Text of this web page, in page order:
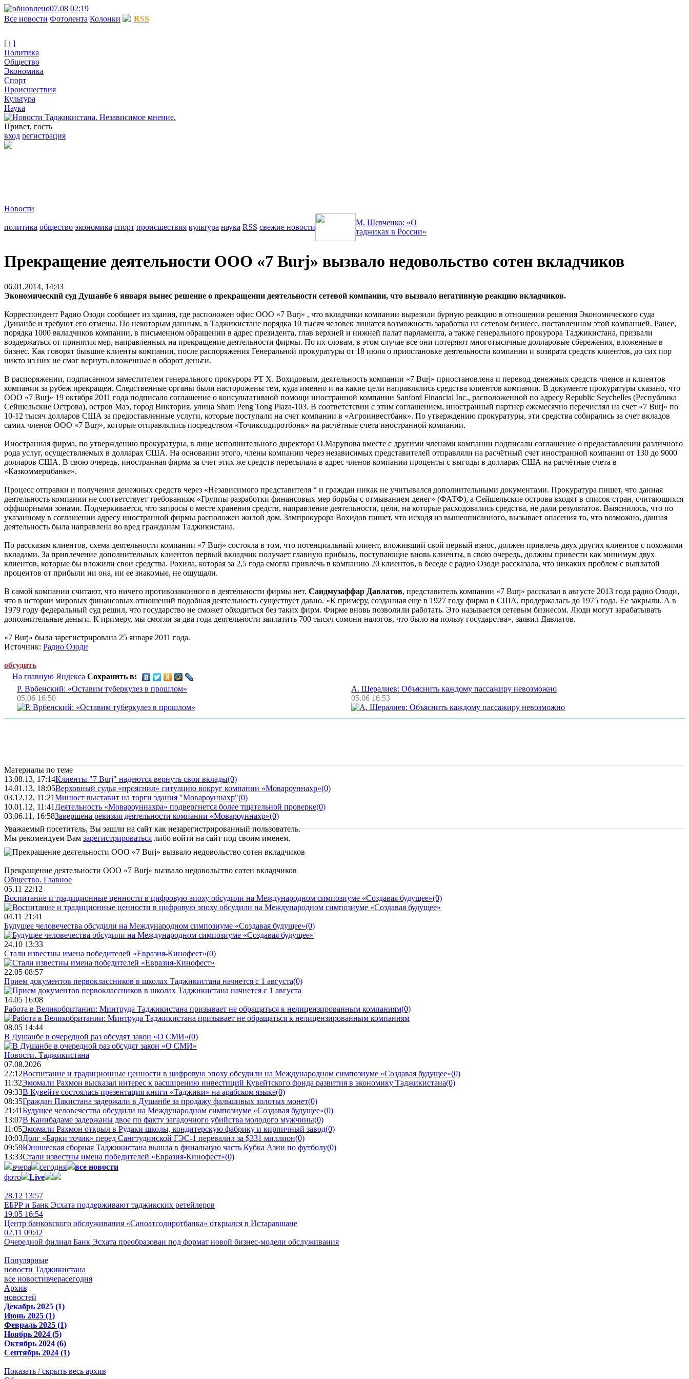
07.08 02:19
Все новости Фотолента Колонки RSS
[ i ]
Политика
Общество
Экономика
Спорт
Происшествия
Культура
Наука
Привет, гость
вход регистрация
Новости
политика общество экономика спорт происшествия культура наука RSS свежие новости
М. Шевченко: «О
таджиках в России»
Прекращение деятельности ООО «7 Burj» вызвало недовольство сотен вкладчиков
06.01.2014, 14:43
Экономический суд Душанбе 6 января вынес решение о прекращении деятельности сетевой компании, что вызвало негативную реакцию вкладчиков.
Корреспондент Радио Озоди сообщает из здания, где расположен офис ООО «7 Burj» , что вкладчики компании выразили бурную реакцию в отношении решения Экономического суда
Душанбе и требуют его отмены. По некоторым данным, в Таджикистане порядка 10 тысяч человек лишатся возможность заработка на сетевом бизнесе, поставленном этой компанией. Ранее,
порядка 1000 вкладчиков компании, в письменном обращении в адрес президента, глав верхней и нижней палат парламента, а также генерального прокурора Таджикистана, призвали
воздержаться от принятия мер, направленных на прекращение деятельности фирмы. По их словам, в этом случае все они потеряют многотысячные долларовые сбережения, вложенные в
бизнес. Как говорят бывшие клиенты компании, после распоряжения Генеральной прокуратуры от 18 июля о приостановке деятельности компании и возврата средств клиентов, до сих пор
никто из них не смог вернуть вложенные в оборот деньги.
В распоряжении, подписанном заместителем генерального прокурора РТ Х. Вохидовым, деятельность компании «7 Burj» приостановлена и перевод денежных средств членов и клиентов
компании за рубеж прекращен. Следственные органы были насторожены тем, куда именно и на какие цели направлялись средства клиентов компании. В документе прокуратуры сказано, что
ООО «7 Burj» 19 октября 2011 года подписало соглашение о консультативной помощи иностранной компании Sanford Financial Inc., расположенной по адресу Republic Seychelles (Республика
Сейшельские Острова), остров Маэ, город Виктория, улица Sham Peng Tong Plaza-103. В соответстсвии с этим соглашением, иностранный партнер ежемесячно перечислял на счет «7 Burj» по
10-12 тысяч долларов США за предоставленные услуги, которые поступали на счет компании в «Агроинвестбанк». По утверждению прокуратуры, эти средства собирались за счет вкладов
самих членов ООО «7 Burj», которые отправлялись посредством «Точиксодиротбонк» на расчётные счета иностранной компании.
Иностранная фирма, по утверждению прокуратуры, в лице исполнительного директора О.Марупова вместе с другими членами компании подписали соглашение о предоставлении различного
рода услуг, осуществляемых в долларах США. На основании этого, члены компании через независимых представителей отправляли на расчётный счет иностранной компании от 130 до 9000
долларов США. В свою очередь, иностранная фирма за счет этих же средств пересылала в адрес членов компании проценты с выгоды в долларах США на расчётные счета в
«Казкоммерцбанке».
Процесс отправки и получения денежных средств через «Независимого представителя “ и граждан никак не учитывался дополнительными документами. Прокуратура пишет, что данная
деятельность компании не соответствует требованиям «Группы разработки финансовых мер борьбы с отмыванием денег» (ФАТФ), а Сейшельские острова входят в список стран, считающихся
оффшорными зонами. Подчеркивается, что запросы о месте хранения средств, направление деятельности, цели, на которые расходовались средства, не дали результатов. Выяснилось, что по
указанному в соглашении адресу иностранной фирмы расположен жилой дом. Зампрокурора Вохидов пишет, что исходя из вышеописанного, вызывает опасения то, что возможно, данная
деятельность была направлена во вред гражданам Таджикистана.
По рассказам клиентов, схема деятельности компании «7 Burj» состояла в том, что потенциальный клиент, вложивший свой первый взнос, должен привлечь двух других клиентов с похожими
вкладами. За привлечение дополнительных клиентов первый вкладчик получает главную прибыль, поступающие вновь клиенты, в свою очередь, должны привести как минимум двух
клиентов, которые бы вложили свои средства. Рохила, которая за 2,5 года смогла привлечь в компанию 20 клиентов, в беседе с радио Озоди рассказала, что никаких проблем с выплатой
процентов от прибыли ни она, ни ее знакомые, не ощущали.
В самой компании считают, что ничего противозаконного в деятельности фирмы нет. Саидмузаффар Давлатов, представитель компании «7 Burj» рассказал в августе 2013 года радио Озоди,
что в истории мировых финансовых отношений подобная деятельность существует давно. «К примеру, созданная еще в 1927 году фирма в США, продержалась до 1975 года. Ее закрыли. А в
1979 году федеральный суд решил, что государство не сможет обходиться без таких фирм. Фирме вновь позволили работать. Это называется сетевым бизнесом. Люди могут зарабатывать
дополнительные деньги. К примеру, мы смогли за два года деятельности заплатить 700 тысяч сомони налогов, что было на пользу государства», заявил Давлатов.
«7 Burj» была зарегистрирована 25 января 2011 года.
Источник: Радио Озоди
обсудить
На главную Яндекса Сохранить в:
Р. Врбенский: «Оставим туберкулез в прошлом»
05.06 16:50
А. Шералиев: Объяснить каждому пассажиру невозможно
05.06 16:53
Материалы по теме
13.08.13, 17:14Клиенты "7 Burj" надеются вернуть свои вклады(0)
14.01.13, 18:05Верховный судья «прояснил» ситуацию вокруг компании «Мовароуннахр»(0)
03.12.12, 11:21Минюст выставит на торги здания "Мовароуннахр"(0)
10.01.12, 11:41 Деятельность «Мовароуннахра» подвергнется более тщательной проверке(0)
03.06.11, 16:58Завершена ревизия деятельности компании «Мовароуннахр»(0)
Уважаемый посетитель, Вы зашли на сайт как незарегистрированный пользователь.
Мы рекомендуем Вам зарегистрироваться либо войти на сайт под своим именем.
Прекращение деятельности ООО «7 Burj» вызвало недовольство сотен вкладчиков
Общество. Главное
05.11 22:12
Воспитание и традиционные ценности в цифровую эпоху обсудили на Международном симпозиуме «Создавая будущее»(0)
04.11 21:41
Будущее человечества обсудили на Международном симпозиуме «Создавая будущее»(0)
24.10 13:33
Стали известны имена победителей «Евразия-Кинофест»(0)
22.05 08:57
Прием документов первоклассников в школах Таджикистана начнется с 1 августа(0)
14.05 16:08
Работа в Великобритании: Минтруда Таджикистана призывает не обращаться к нелицензированным компаниям(0)
08.05 14:44
В Душанбе в очередной раз обсудят закон «О СМИ»(0)
Новости. Таджикистана
07.08.2026
22:12Воспитание и традиционные ценности в цифровую эпоху обсудили на Международном симпозиуме «Создавая будущее»(0)
11:32Эмомали Рахмон высказал интерес к расширению инвестиций Кувейтского фонда развития в экономику Таджикистана(0)
09:33В Кувейте состоялась презентация книги «Таджики» на арабском языке(0)
08:35Граждан Пакистана задержали в Душанбе за продажу фальшивых золотых монет(0)
21:41Будущее человечества обсудили на Международном симпозиуме «Создавая будущее»(0)
13:07В Канибадаме задержаны двое по факту загадочного убийства молодого мужчины(0)
11:05Эмомали Рахмон открыл в Рудаки школы, кондитерскую фабрику и кирпичный завод(0)
10:03Долг «Барки точик» перед Сангтудинской ГЭС-1 перевалил за $331 миллион(0)
09:59Юношеская сборная Таджикистана вышла в финальную часть Кубка Азии по футболу(0)
13:33Стали известны имена победителей «Евразия-Кинофест»(0)
вчера
сегодня
все новости
фото
Live
28.12 13:57
ЕБРР и Банк Эсхата поддерживают таджикских ретейлеров
19.05 16:54
Центр банковского обслуживания «Саноатсодиротбанка» открылся в Истаравшане
02.11 09:42
Очередной филиал Банк Эсхата преобразован под формат новой бизнес-модели обслуживания
Популярные
новости Таджикистана
все новостивчерасегодня
Архив
новостей
Декабрь 2025 (1)
Июнь 2025 (1)
Февраль 2025 (1)
Ноябрь 2024 (5)
Октябрь 2024 (6)
Сентябрь 2024 (1)
Показать / скрыть весь архив